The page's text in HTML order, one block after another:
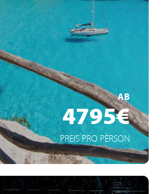
AB
4795€
PREIS PRO PERSON
und die Akropolis von Athen
Kreta nach Neapel und Rom
die Straße von Messina
MEHR ERFAHREN